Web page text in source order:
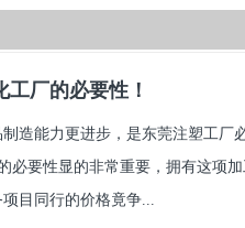
厂的必要性！
造能力更进步，是东莞注塑工厂
必要性显的非常重要，拥有这项
目同行的价格竟争...